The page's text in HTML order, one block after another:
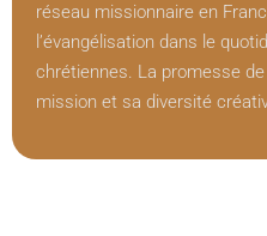
réseau missionnaire en
l’évangélisation dans le
chrétiennes. La promesse
mission et sa diversité